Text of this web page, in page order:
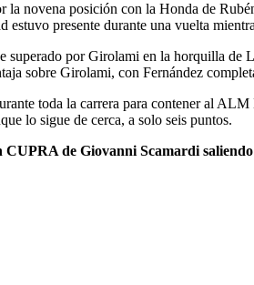
novena posición con la Honda de
presente durante una vuelta
por Girolami en la horquilla
sobre Girolami, con Fernández
toda la carrera para contener al
lo sigue de cerca, a solo seis puntos.
de Giovanni Scamardi